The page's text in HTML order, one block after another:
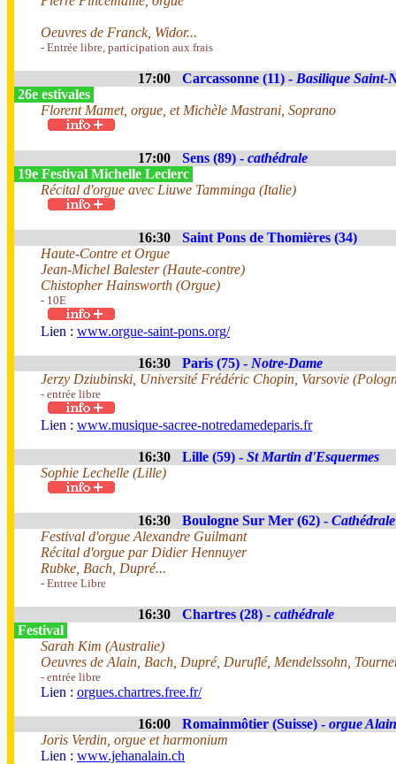
Oeuvres de Franck, Widor...
- Entrée libre, participation aux frais
17:00 Carcassonne (11) - Basilique Saint-
26e estivales
Florent Mamet, orgue, et Michèle Mastrani, Soprano
17:00 Sens (89) - cathédrale
19e Festival Michelle Leclerc
Récital d'orgue avec Liuwe Tamminga (Italie)
16:30
Saint Pons de Thomières (34)
Haute-Contre et Orgue
Jean-Michel Balester (Haute-contre)
Chistopher Hainsworth (Orgue)
- 10E
Lien : www.orgue-saint-pons.org/
16:30 Paris (75) - Notre-Dame
Jerzy Dziubinski, Université Frédéric Chopin, Varsovie
- entrée libre
Lien : www.musique-sacree-notredamedeparis.fr
16:30 Lille (59) - St Martin d'Esquermes
Sophie Lechelle (Lille)
16:30 Boulogne Sur Mer (62) -
Festival d'orgue Alexandre Guilmant
Récital d'orgue par Didier Hennuyer
Rubke, Bach, Dupré...
- Entree Libre
16:30 Chartres (28) - cathédrale
Festival
Sarah Kim (Australie)
Oeuvres de Alain, Bach, Dupré, Duruflé, Mendelssohn,
- entrée libre
Lien : orgues.chartres.free.fr/
16:00 Romainmôtier (Suisse) - orgue Alain
Joris Verdin, orgue et harmonium
Lien : www.jehanalain.ch